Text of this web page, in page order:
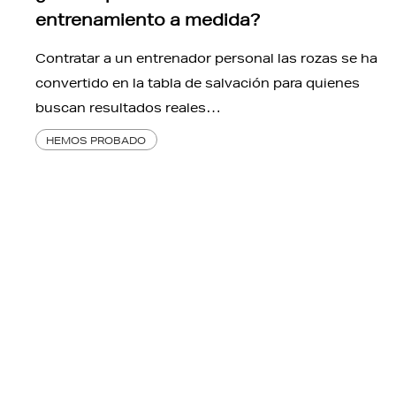
entrenamiento a medida?
Contratar a un entrenador personal las rozas se ha
convertido en la tabla de salvación para quienes
buscan resultados reales…
HEMOS PROBADO